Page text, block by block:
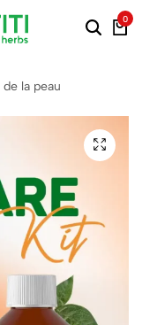
0
la peau